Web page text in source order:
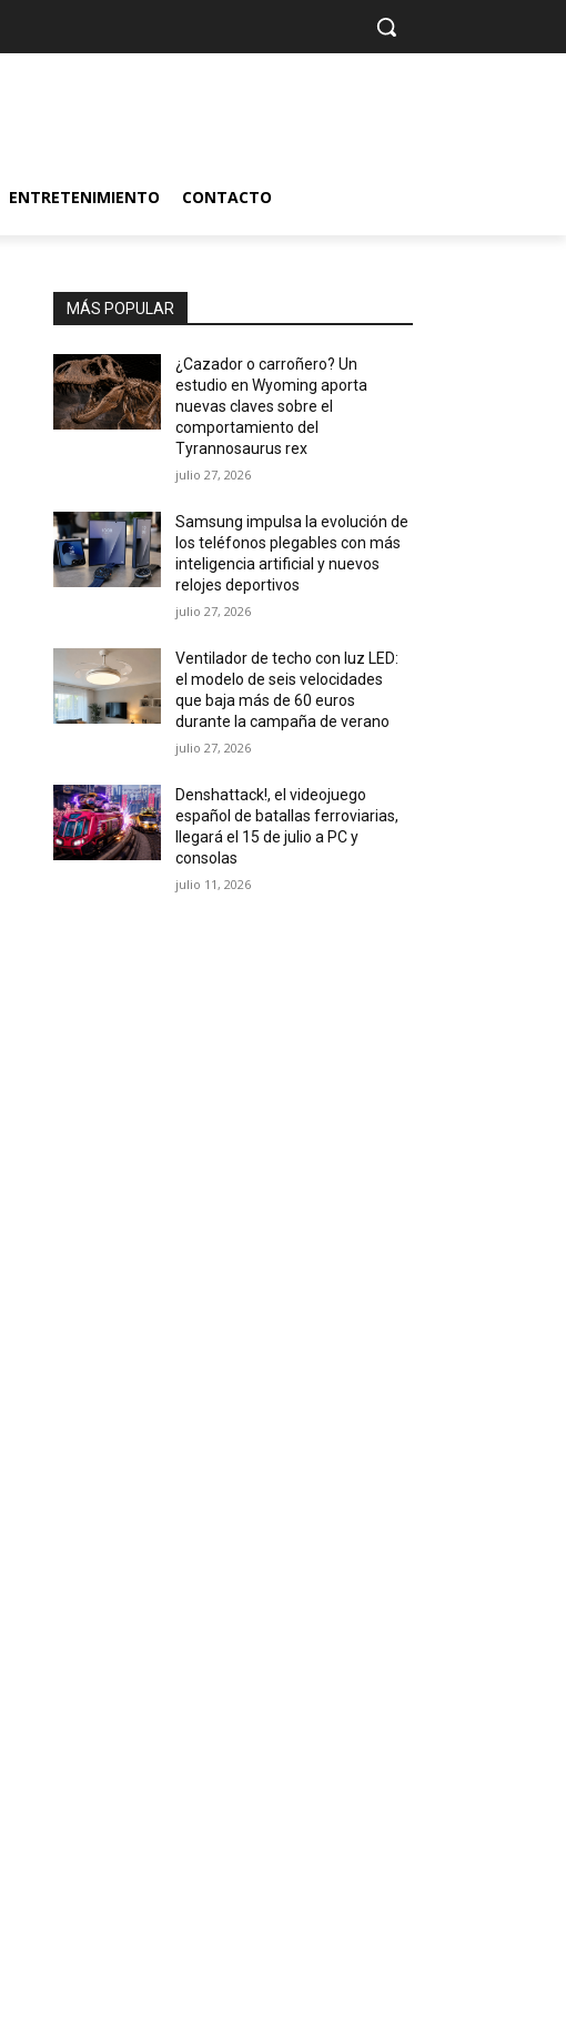
ENTRETENIMIENTO CONTACTO
MÁS POPULAR
¿Cazador o carroñero? Un
estudio en Wyoming aporta
nuevas claves sobre el
comportamiento del
Tyrannosaurus rex
julio 27, 2026
Samsung impulsa la evolución de
los teléfonos plegables con más
inteligencia artificial y nuevos
relojes deportivos
julio 27, 2026
Ventilador de techo con luz LED:
el modelo de seis velocidades
que baja más de 60 euros
durante la campaña de verano
julio 27, 2026
Denshattack!, el videojuego
español de batallas ferroviarias,
llegará el 15 de julio a PC y
consolas
julio 11, 2026